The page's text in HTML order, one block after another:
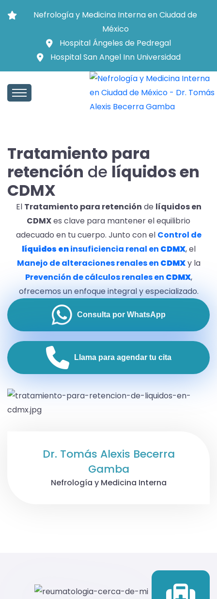
Nefrología y Medicina Interna en Ciudad de
México
Hospital Ángeles de Pedregal
Hospital San Angel Inn Universidad
Tratamiento para
retención de líquidos en
CDMX
El Tratamiento para retención de líquidos en
CDMXes clave para mantener el equilibrio
adecuado en tu cuerpo. Junto con el Control de
líquidos eninsuficiencia renal en CDMX, el
Manejo de alteraciones renales en CDMXy la
Prevención de cálculos renales en CDMX,
ofrecemos un enfoque integral y especializado.
Consulta por WhatsApp
Llama para agendar tu cita
Dr. Tomás Alexis Becerra
Gamba
Nefrología y Medicina Interna